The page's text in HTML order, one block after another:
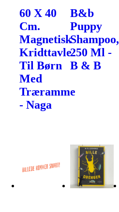
60 X 40
Cm.
Magnetisk
Kridttavle
Til Børn
Med
Træramme
- Naga
B&b
Puppy
Shampoo,
250 Ml -
B & B